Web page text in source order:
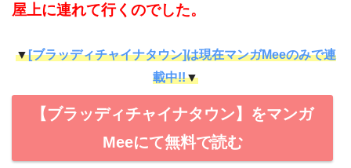
屋上に連れて行くのでした。
▼[ブラッディチャイナタウン]は現在マンガMeeのみで連
載中!!▼
【ブラッディチャイナタウン】をマンガ
Meeにて無料で読む